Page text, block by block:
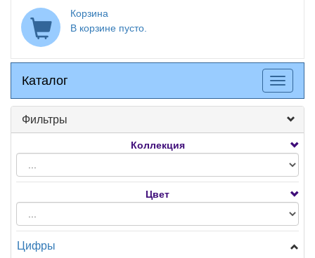
Корзина
В корзине пусто.
Каталог
Каталог
меню
Фильтры
Коллекция
Цвет
Цифры